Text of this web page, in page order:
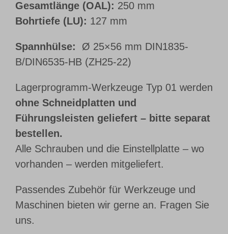
Gesamtlänge (OAL): 250 mm
Bohrtiefe (LU): 127 mm
Spannhülse:
Ø 25×56 mm DIN1835-
B/DIN6535-HB (ZH25-22)
Lagerprogramm-Werkzeuge Typ 01 werden
ohne Schneidplatten und
Führungsleisten geliefert – bitte separat
bestellen.
Alle Schrauben und die Einstellplatte – wo
vorhanden – werden mitgeliefert.
Passendes Zubehör für Werkzeuge und
Maschinen bieten wir gerne an. Fragen Sie
uns.